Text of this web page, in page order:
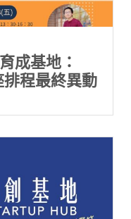
成基地：
程最終異動